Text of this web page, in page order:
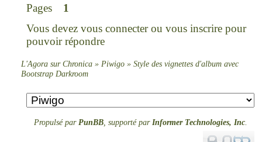
Pages
1
Vous devez vous connecterou vous inscrirepour
pouvoir répondre
L'Agora sur Chronica »Piwigo »Style des vignettes d'album avec
Bootstrap Darkroom
Propulsé parPunBB, supporté parInformer Technologies, Inc.